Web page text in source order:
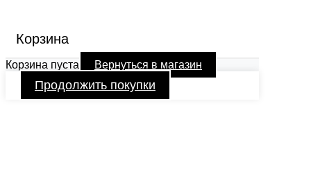
Корзина
Корзина пуста Вернуться в магазин
Продолжить покупки